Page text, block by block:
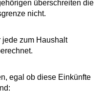
überschreiten die
nicht.
jede zum Haushalt
egal ob diese Einkünfte